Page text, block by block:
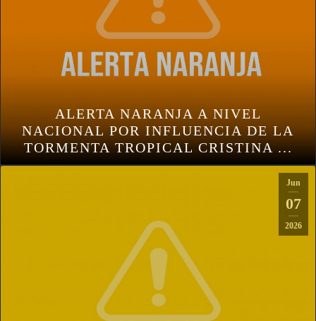
ALERTA NARANJA A NIVEL
NACIONAL POR INFLUENCIA DE LA
TORMENTA TROPICAL CRISTINA ...
Jun
07
2026